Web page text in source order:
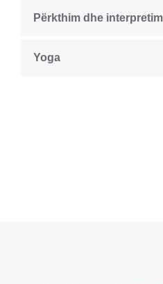
Përkthim dhe interpretim
Yoga